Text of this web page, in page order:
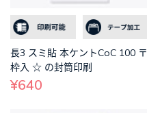
長3 スミ貼 本ケントCoC 100 〒
枠入 ☆ の封筒印刷
¥640